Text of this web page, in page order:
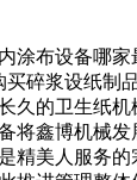
布设备哪家
碎浆设纸制
的卫生纸
鑫博机械
美人服务